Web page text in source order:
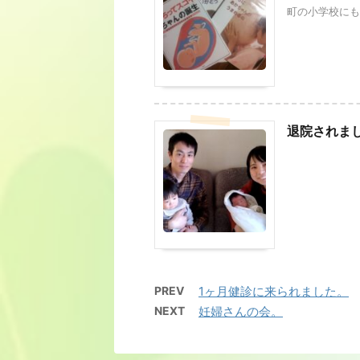
町の小学校に
退院されま
PREV 1ヶ月健診に来られました。
NEXT 妊婦さんの会。